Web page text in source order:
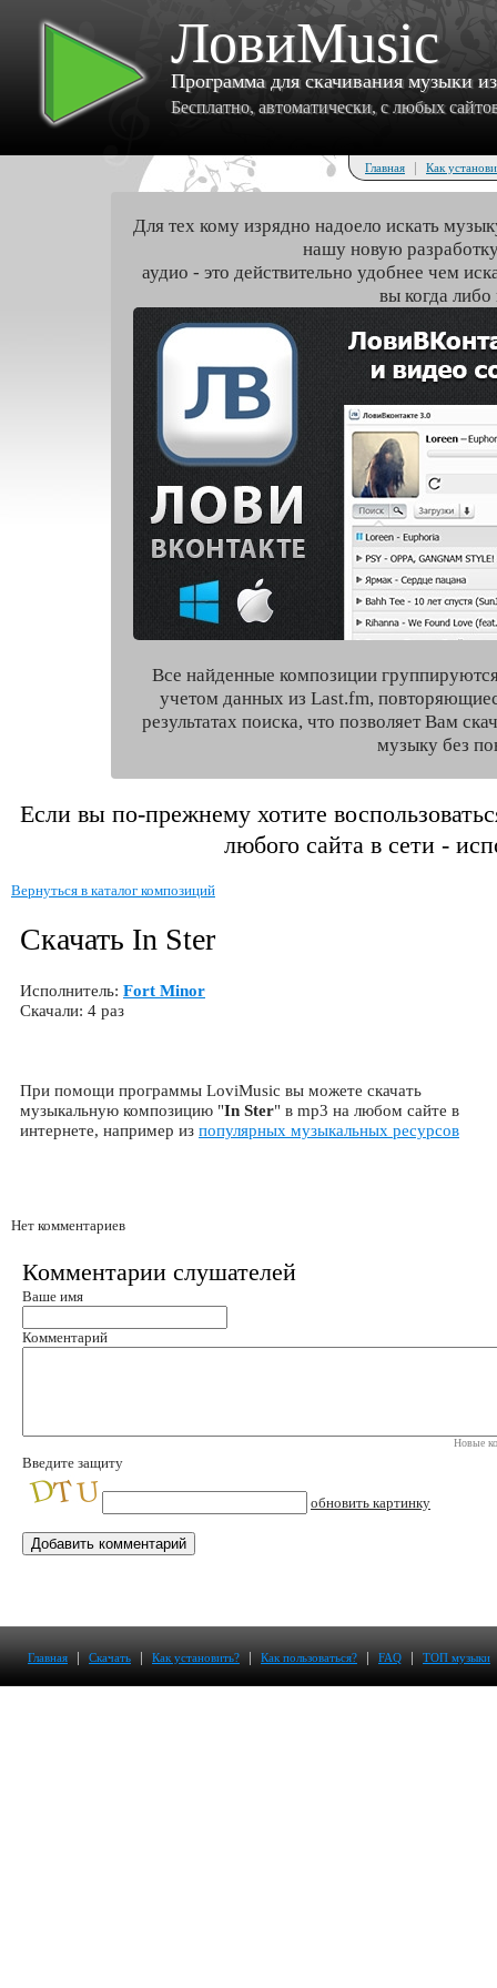
ЛовиMusic
Программа для скачивания музыки
Бесплатно, автоматически, с любых
Главная | Как
Для тех кому изрядно надоело искать
нашу новую
аудио - это действительно удобнее чем
вы когда либо
Все найденные композиции
учетом данных из Last.fm,
результатах поиска, что позволяет Вам
музыку без
Если вы по-прежнему хотите
любого сайта в сети -
Вернуться в каталог композиций
Скачать In Ster
Исполнитель: Fort Minor
Скачали: 4 раз
При помощи программы LoviMusic вы можете скачать
музыкальную композицию "In Ster" в mp3 на любом сайте в
интернете, например из популярных музыкальных ресурсов
Нет комментариев
Комментарии слушателей
Ваше имя
Комментарий
Новые
Введите защиту
обновить картинку
Главная | Скачать | Как установить? | Как пользоваться? | FAQ | ТОП музыки